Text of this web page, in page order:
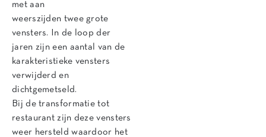
met aan
weerszijden twee grote
vensters. In de loop der
jaren zijn een aantal van de
karakteristieke vensters
verwijderd en
dichtgemetseld.
Bij de transformatie tot
restaurant zijn deze vensters
weer hersteld waardoor het